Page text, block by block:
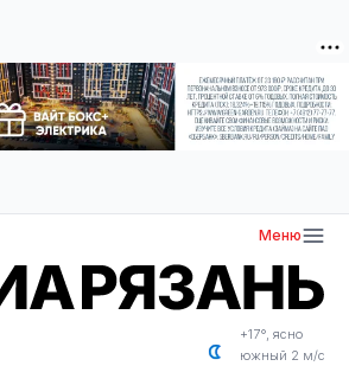
Меню
+17°, ясно
южный 2 м/с